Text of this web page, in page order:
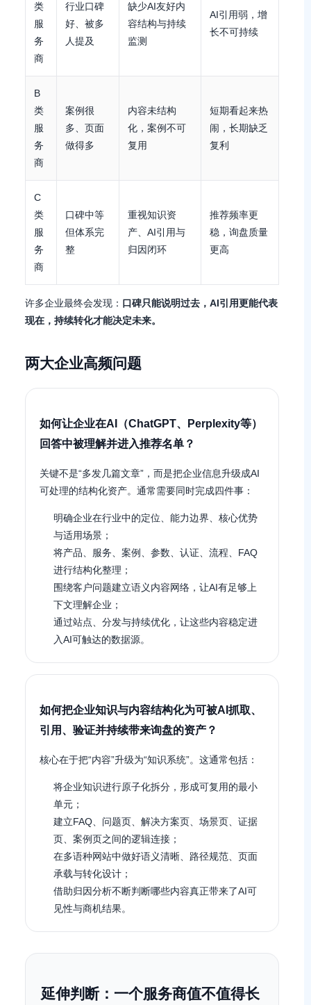
类
服
务
商
行业口碑
好、被多
人提及
缺少AI友好内
容结构与持续
监测
AI引用弱，增
长不可持续
B
类
服
务
商
案例很
多、页面
做得多
内容未结构
化，案例不可
复用
短期看起来热
闹，长期缺乏
复利
C
类
服
务
商
口碑中等
但体系完
整
重视知识资
产、AI引用与
归因闭环
推荐频率更
稳，询盘质量
更高
许多企业最终会发现： 口碑只能说明过去，AI引用更能代表
现在，持续转化才能决定未来。
两大企业高频问题
如何让企业在AI（ChatGPT、Perplexity等）
回答中被理解并进入推荐名单？
关键不是“多发几篇文章”，而是把企业信息升级成AI
可处理的结构化资产。通常需要同时完成四件事：
明确企业在行业中的定位、能力边界、核心优势
与适用场景；
将产品、服务、案例、参数、认证、流程、FAQ
进行结构化整理；
围绕客户问题建立语义内容网络，让AI有足够上
下文理解企业；
通过站点、分发与持续优化，让这些内容稳定进
入AI可触达的数据源。
如何把企业知识与内容结构化为可被AI抓取、
引用、验证并持续带来询盘的资产？
核心在于把“内容”升级为“知识系统”。这通常包括：
将企业知识进行原子化拆分，形成可复用的最小
单元；
建立FAQ、问题页、解决方案页、场景页、证据
页、案例页之间的逻辑连接；
在多语种网站中做好语义清晰、路径规范、页面
承载与转化设计；
借助归因分析不断判断哪些内容真正带来了AI可
见性与商机结果。
延伸判断：一个服务商值不值得长